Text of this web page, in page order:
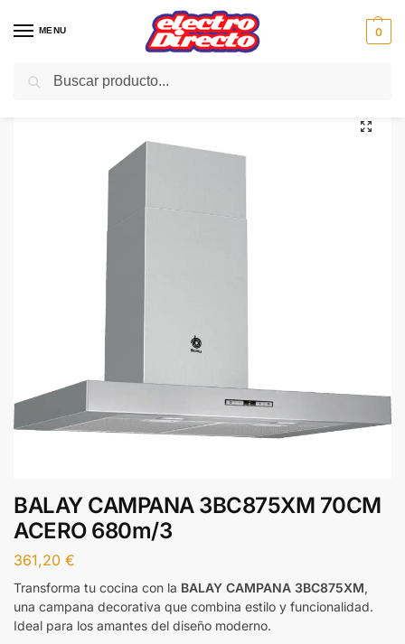
MENU 0
Inicio Gama blanca Campanas
BALAY CAMPANA 3BC875XM 70CM
ACERO 680m/3
361,20 €
Transforma tu cocina con la BALAY CAMPANA 3BC875XM,
una campana decorativa que combina estilo y funcionalidad.
Ideal para los amantes del diseño moderno.